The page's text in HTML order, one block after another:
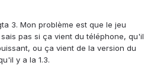
3. Mon problème est que le jeu
pas si ça vient du téléphone, qu'il
ou ça vient de la version du
y a la 1.3.